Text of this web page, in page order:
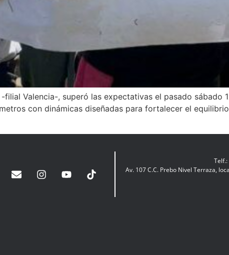
Valencia-, superó las expectativas el pasado sábado
con dinámicas diseñadas para fortalecer el
Av. 107 C.C. Prebo Nivel Terraza,